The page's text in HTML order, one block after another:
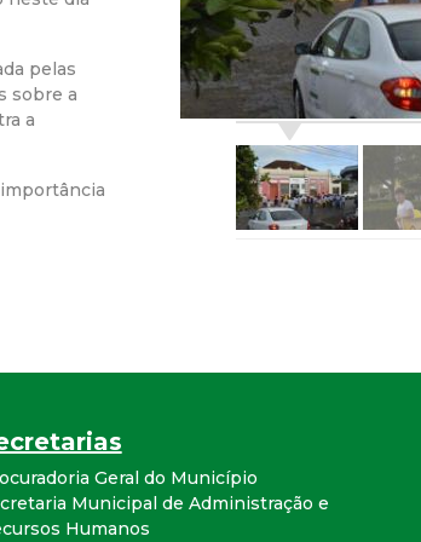
pelas
sobre a
a
Geral do Município
Municipal de Administração e
Humanos